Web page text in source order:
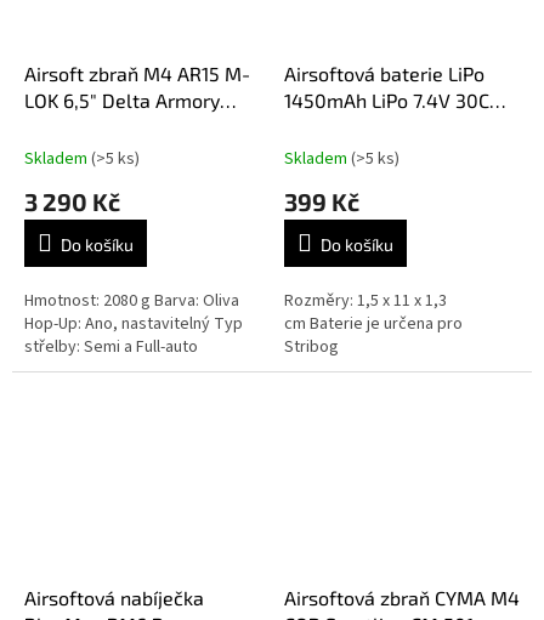
Airsoft zbraň M4 AR15 M-
LOK 6,5" Delta Armory
Skladem (>5 ks)
3 290 Kč
Do košíku
Hmotnost: 2080 g Barva: Oliva
Hop-Up: Ano, nastavitelný Typ
střelby: Semi a Full-auto
Airsoftová baterie LiPo
1450mAh LiPo 7.4V 30C
s T-plug Delta Armory
Skladem (>5 ks)
399 Kč
Do košíku
Rozměry: 1,5 x 11 x 1,3
cm Baterie je určena pro
Stribog
Airsoftová nabíječka
Airsoftová zbraň CYMA M4